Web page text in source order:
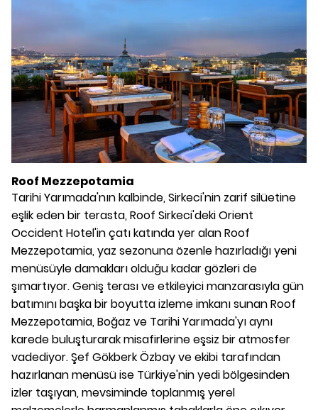
Roof Mezzepotamia
Tarihi Yarımada'nın kalbinde, Sirkeci'nin zarif silüetine
eşlik eden bir terasta, Roof Sirkeci'deki Orient
Occident Hotel'in çatı katında yer alan Roof
Mezzepotamia, yaz sezonuna özenle hazırladığı yeni
menüsüyle damakları olduğu kadar gözleri de
şımartıyor. Geniş terası ve etkileyici manzarasıyla gün
batımını başka bir boyutta izleme imkanı sunan Roof
Mezzepotamia, Boğaz ve Tarihi Yarımada'yı aynı
karede buluşturarak misafirlerine eşsiz bir atmosfer
vadediyor. Şef Gökberk Özbay ve ekibi tarafından
hazırlanan menüsü ise Türkiye'nin yedi bölgesinden
izler taşıyan, mevsiminde toplanmış yerel